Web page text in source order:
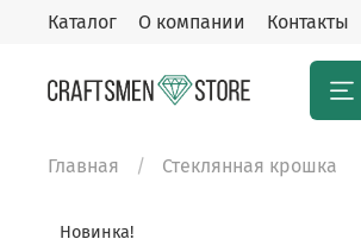
Каталог О компании Контакты
Главная Стеклянная крошка
Новинка!